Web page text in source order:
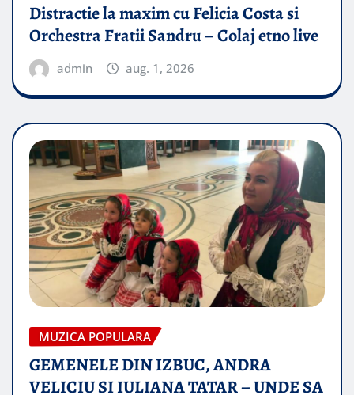
Distractie la maxim cu Felicia Costa si
Orchestra Fratii Sandru – Colaj etno live
admin aug. 1, 2026
MUZICA POPULARA
GEMENELE DIN IZBUC, ANDRA
VELICIU SI IULIANA TATAR – UNDE SA